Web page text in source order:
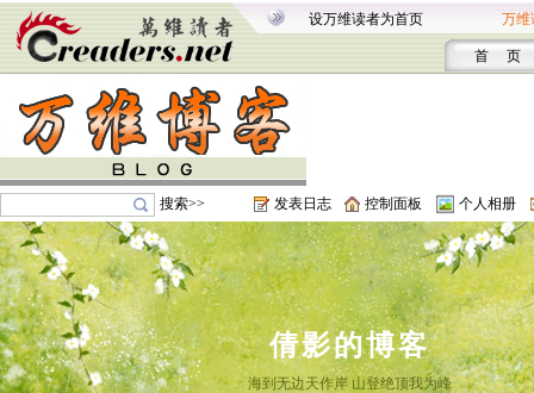
设万维读者为首页 万维
首 页
搜索>> 发表日志 控制面板 个人相册
倩影的博客
海到无边天作岸 山登绝顶我为峰